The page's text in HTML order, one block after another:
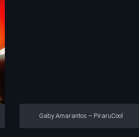
Gaby Amarantos – PiraruCool